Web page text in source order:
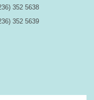
352 5638
352 5639